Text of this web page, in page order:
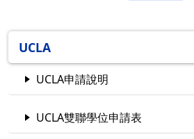
UCLA
UCLA申請說明
UCLA雙聯學位申請表